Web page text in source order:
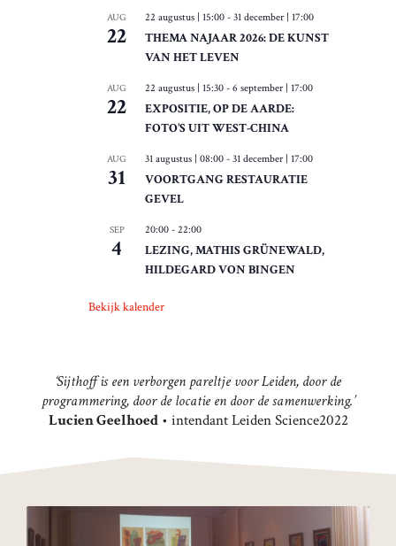
AUG
22
22 augustus | 15:00 - 31 december | 17:00
THEMA NAJAAR 2026: DE KUNST
VAN HET LEVEN
AUG
22
22 augustus | 15:30 - 6 september | 17:00
EXPOSITIE, OP DE AARDE:
FOTO’S UIT WEST-CHINA
AUG
31
31 augustus | 08:00 - 31 december | 17:00
VOORTGANG RESTAURATIE
GEVEL
SEP
4
20:00 - 22:00
LEZING, MATHIS GRÜNEWALD,
HILDEGARD VON BINGEN
Bekijk kalender
‘Sijthoff is een verborgen pareltje voor Leiden, door de
programmering, door de locatie en door de samenwerking.’
Lucien Geelhoed• intendant Leiden Science2022